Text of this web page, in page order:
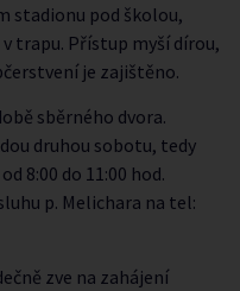
stadionu pod školou,
trapu. Přístup myší dírou,
je zajištěno.
sběrného dvora.
druhou sobotu, tedy
8:00 do 11:00 hod.
p. Melichara na tel:
zve na zahájení